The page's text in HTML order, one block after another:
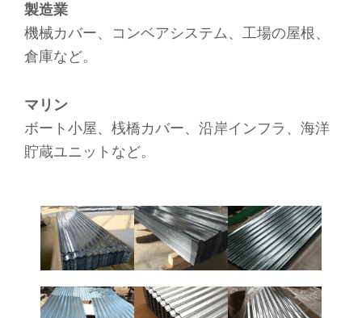
製造業
機械カバー、コンベアシステム、工場の屋根、
倉庫など。
マリン
ボート小屋、桟橋カバー、沿岸インフラ、海洋
貯蔵ユニットなど。